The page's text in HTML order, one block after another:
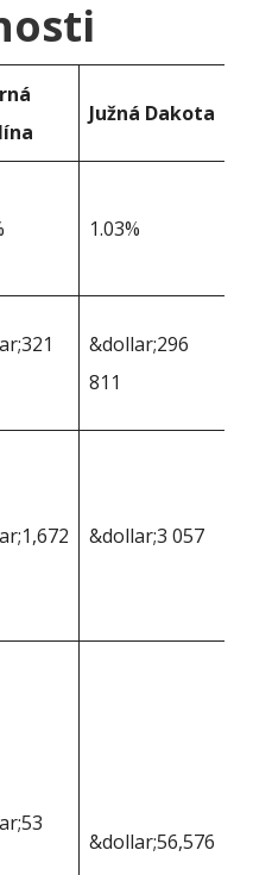
Južná Dakota
1.03%
&dollar;296
811
&dollar;3 057
&dollar;56,576